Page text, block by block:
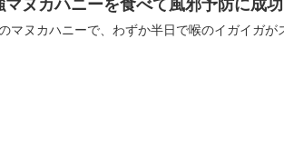
マヌカハニーを食べて風邪予防に成功
マヌカハニーで、わずか半日で喉のイガイガが